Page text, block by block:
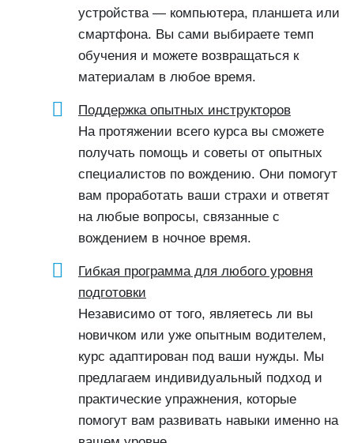
устройства — компьютера, планшета или
смартфона. Вы сами выбираете темп
обучения и можете возвращаться к
материалам в любое время.
Поддержка опытных инструкторов
На протяжении всего курса вы сможете
получать помощь и советы от опытных
специалистов по вождению. Они помогут
вам проработать ваши страхи и ответят
на любые вопросы, связанные с
вождением в ночное время.
Гибкая программа для любого уровня
подготовки
Независимо от того, являетесь ли вы
новичком или уже опытным водителем,
курс адаптирован под ваши нужды. Мы
предлагаем индивидуальный подход и
практические упражнения, которые
помогут вам развивать навыки именно на